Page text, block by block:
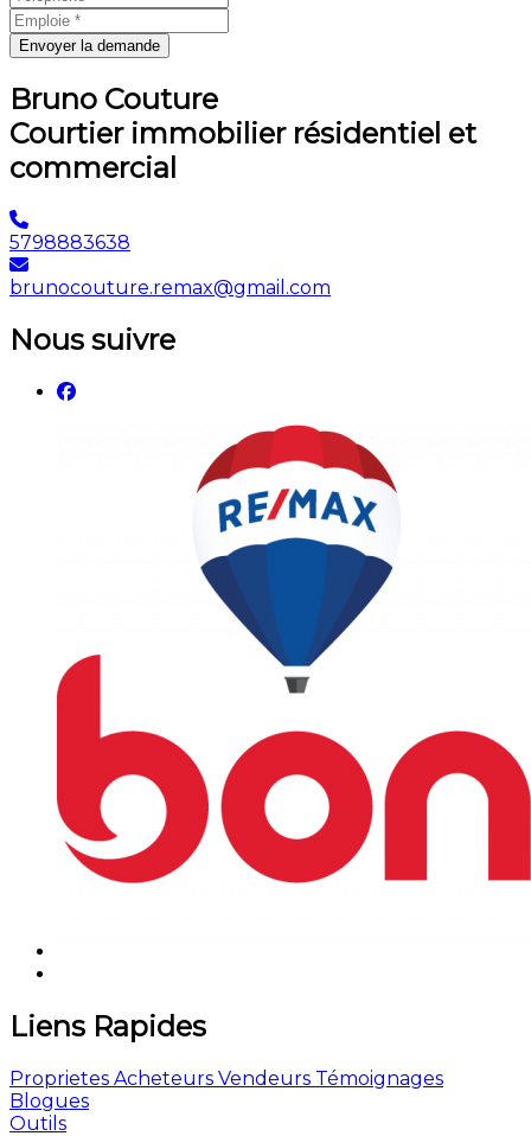
Envoyer la demande
Bruno Couture
Courtier immobilier résidentiel et
commercial
5798883638
brunocouture.remax@gmail.com
Nous suivre
Liens Rapides
Proprietes Acheteurs Vendeurs Témoignages
Blogues
Outils